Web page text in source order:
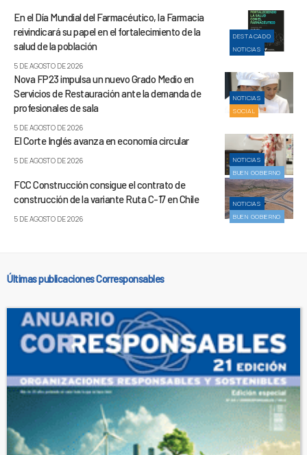
DESTACADO
NOTICIAS
En el Día Mundial del Farmacéutico, la Farmacia
reivindicará su papel en el fortalecimiento de la
salud de la población
5 DE AGOSTO DE 2026
NOTICIAS
SOCIAL
Nova FP23 impulsa un nuevo Grado Medio en
Servicios de Restauración ante la demanda de
profesionales de sala
5 DE AGOSTO DE 2026
NOTICIAS
BUEN GOBIERNO
El Corte Inglés avanza en economía circular
5 DE AGOSTO DE 2026
NOTICIAS
BUEN GOBIERNO
FCC Construcción consigue el contrato de
construcción de la variante Ruta C-17 en Chile
5 DE AGOSTO DE 2026
Últimas publicaciones Corresponsables